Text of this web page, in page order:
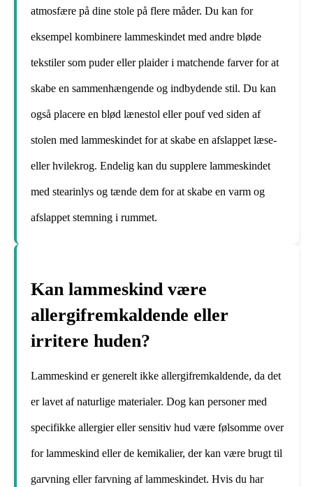
atmosfære på dine stole på flere måder. Du kan for
eksempel kombinere lammeskindet med andre bløde
tekstiler som puder eller plaider i matchende farver for at
skabe en sammenhængende og indbydende stil. Du kan
også placere en blød lænestol eller pouf ved siden af
stolen med lammeskindet for at skabe en afslappet læse-
eller hvilekrog. Endelig kan du supplere lammeskindet
med stearinlys og tænde dem for at skabe en varm og
afslappet stemning i rummet.
Kan lammeskind være
allergifremkaldende eller
irritere huden?
Lammeskind er generelt ikke allergifremkaldende, da det
er lavet af naturlige materialer. Dog kan personer med
specifikke allergier eller sensitiv hud være følsomme over
for lammeskind eller de kemikalier, der kan være brugt til
garvning eller farvning af lammeskindet. Hvis du har